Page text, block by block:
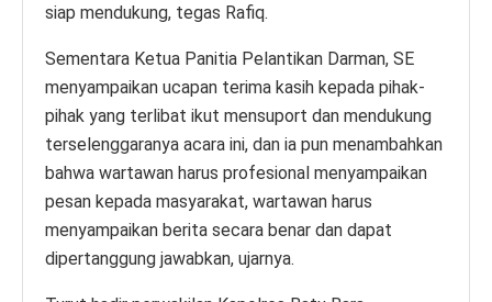
siap mendukung, tegas Rafiq.
Sementara Ketua Panitia Pelantikan Darman, SE
menyampaikan ucapan terima kasih kepada pihak-
pihak yang terlibat ikut mensuport dan mendukung
terselenggaranya acara ini, dan ia pun menambahkan
bahwa wartawan harus profesional menyampaikan
pesan kepada masyarakat, wartawan harus
menyampaikan berita secara benar dan dapat
dipertanggung jawabkan, ujarnya.